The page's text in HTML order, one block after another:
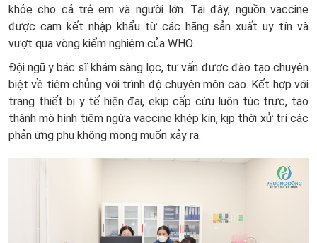
khỏe cho cả trẻ em và người lớn. Tại đây, nguồn vaccine
được cam kết nhập khẩu từ các hãng sản xuất uy tín và
vượt qua vòng kiểm nghiệm của WHO.
Đội ngũ y bác sĩ khám sàng lọc, tư vấn được đào tạo chuyên
biệt về tiêm chủng với trình độ chuyên môn cao. Kết hợp với
trang thiết bị y tế hiện đại, ekip cấp cứu luôn túc trực, tạo
thành mô hình tiêm ngừa vaccine khép kín, kịp thời xử trí các
phản ứng phụ không mong muốn xảy ra.